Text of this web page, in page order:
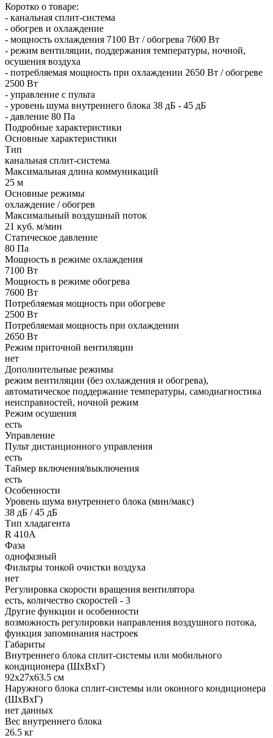
Коротко о товаре:
- канальная сплит-система
- обогрев и охлаждение
- мощность охлаждения 7100 Вт / обогрева 7600 Вт
- режим вентиляции, поддержания температуры, ночной,
осушения воздуха
- потребляемая мощность при охлаждении 2650 Вт / обогреве
2500 Вт
- управление с пульта
- уровень шума внутреннего блока 38 дБ - 45 дБ
- давление 80 Па
Подробные характеристики
Основные характеристики
Тип
канальная сплит-система
Максимальная длина коммуникаций
25 м
Основные режимы
охлаждение / обогрев
Максимальный воздушный поток
21 куб. м/мин
Статическое давление
80 Па
Мощность в режиме охлаждения
7100 Вт
Мощность в режиме обогрева
7600 Вт
Потребляемая мощность при обогреве
2500 Вт
Потребляемая мощность при охлаждении
2650 Вт
Режим приточной вентиляции
нет
Дополнительные режимы
режим вентиляции (без охлаждения и обогрева),
автоматическое поддержание температуры, самодиагностика
неисправностей, ночной режим
Режим осушения
есть
Управление
Пульт дистанционного управления
есть
Таймер включения/выключения
есть
Особенности
Уровень шума внутреннего блока (мин/макс)
38 дБ / 45 дБ
Тип хладагента
R 410A
Фаза
однофазный
Фильтры тонкой очистки воздуха
нет
Регулировка скорости вращения вентилятора
есть, количество скоростей - 3
Другие функции и особенности
возможность регулировки направления воздушного потока,
функция запоминания настроек
Габариты
Внутреннего блока сплит-системы или мобильного
кондиционера (ШxВxГ)
92x27x63.5 см
Наружного блока сплит-системы или оконного кондиционера
(ШxВxГ)
нет данных
Вес внутреннего блока
26.5 кг